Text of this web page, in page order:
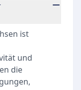
ist
und
die